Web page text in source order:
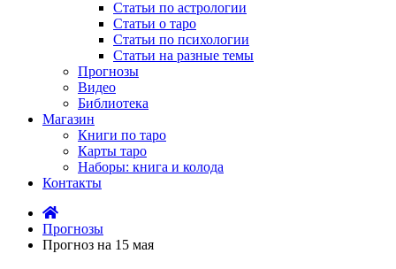
Статьи по астрологии
Статьи о таро
Статьи по психологии
Статьи на разные темы
Прогнозы
Видео
Библиотека
Магазин
Книги по таро
Карты таро
Наборы: книга и колода
Контакты
Прогнозы
Прогноз на 15 мая